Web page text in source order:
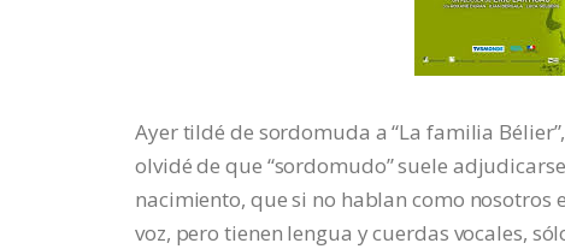
Ayer tildé de sordomuda a “La familia
olvidé de que “sordomudo” suele
nacimiento, que si no hablan como
voz, pero tienen lengua y cuerdas vocales,